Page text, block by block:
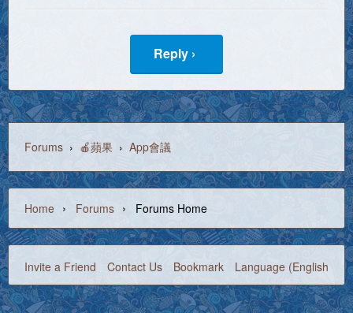
Reply ›
Forums › 🍎蘋果 › App會議
Home › Forums › Forums Home
Invite a Friend Contact Us Bookmark Language (English)